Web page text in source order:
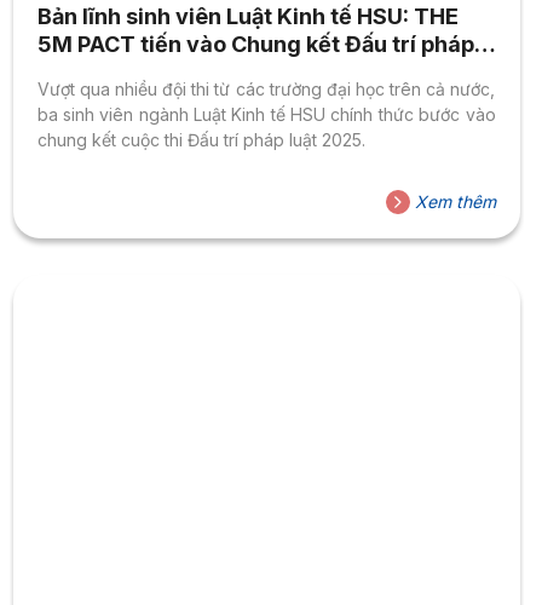
Bản lĩnh sinh viên Luật Kinh tế HSU: THE
5M PACT tiến vào Chung kết Đấu trí pháp
Vượt qua nhiều đội thi từ các trường đại học trên cả nước,
ba sinh viên ngành Luật Kinh tế HSU chính thức bước vào
chung kết cuộc thi Đấu trí pháp luật 2025.
Xem thêm